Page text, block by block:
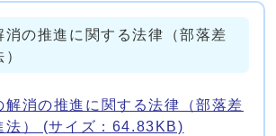
消の推進に関する法律（部落差
解消の推進に関する法律（部落差
法） (サイズ：64.83KB)